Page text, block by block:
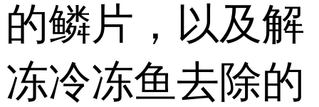
的鳞片，以及解
冻冷冻鱼去除的